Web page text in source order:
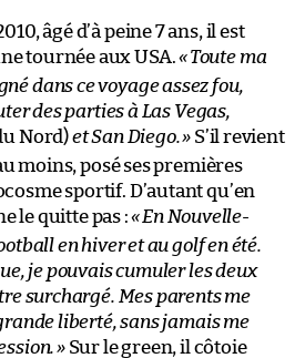
âgé d’à peine 7 ans, il est
tournée aux USA.«Toute ma
dans ce voyage assez fou,
des parties à Las Vegas,
Nord)et San Diego.» S’il revient
moins, posé ses premières
sportif. D’autant qu’en
le quitte pas :«En Nouvelle-
en hiver et au golf en été.
je pouvais cumuler les deux
surchargé. Mes parents me
liberté, sans jamais me
»Sur le green, il côtoie